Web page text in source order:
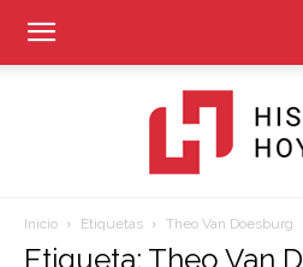
Inicio Etiquetas Theo Van Doesburg
Etiqueta: Theo Van